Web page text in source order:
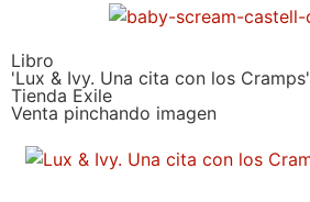
Libro
'Lux & Ivy. Una cita con los Cramps'
Tienda Exile
Venta pinchando imagen